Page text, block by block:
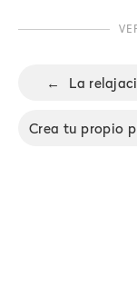
← La